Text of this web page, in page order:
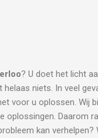
? U doet het licht
niets. In veel
voor u oplossen. Wij
oplossingen. Daarom
kan verhelpen?